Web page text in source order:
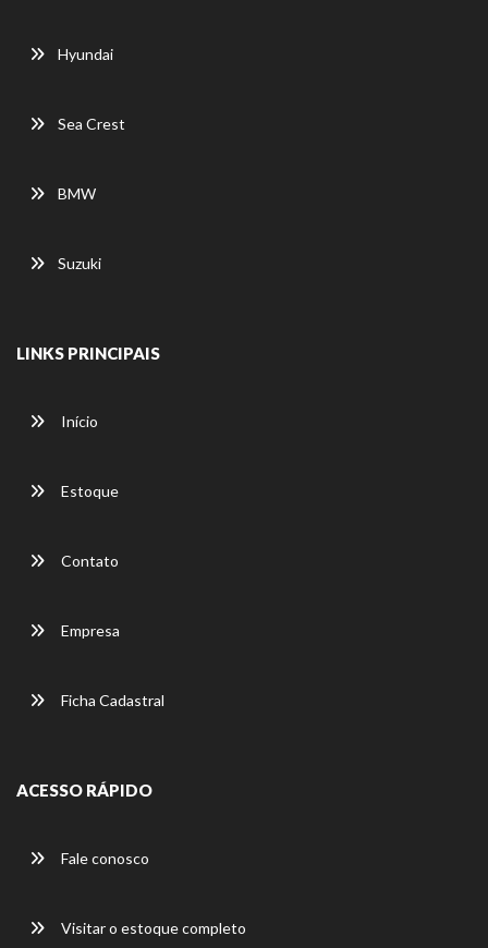
Hyundai
Sea Crest
BMW
Suzuki
LINKS PRINCIPAIS
Início
Estoque
Contato
Empresa
Ficha Cadastral
ACESSO RÁPIDO
Fale conosco
Visitar o estoque completo